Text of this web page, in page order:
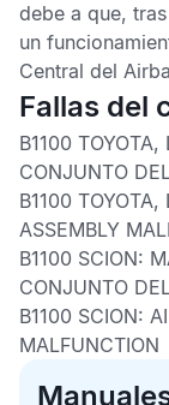
debe a que,
un
Central del
Fallas del
B1100 TOYOTA,
CONJUNTO
B1100 TOYOTA,
ASSEMBLY
B1100 SCION:
CONJUNTO
B1100 SCION:
MALFUNCTION